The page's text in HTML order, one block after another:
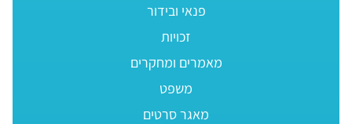
פנאי ובידור
זכויות
מאמרים ומחקרים
משפט
מאגר סרטים